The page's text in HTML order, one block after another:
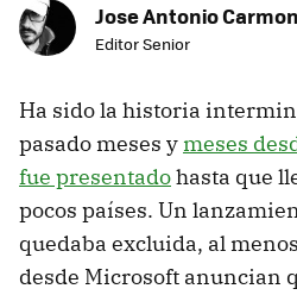
Jose Antonio
Editor Senior
Ha sido la historia
pasado meses y meses
fue presentadohasta que
pocos países. Un
quedaba excluida, al
desde Microsoft anuncian